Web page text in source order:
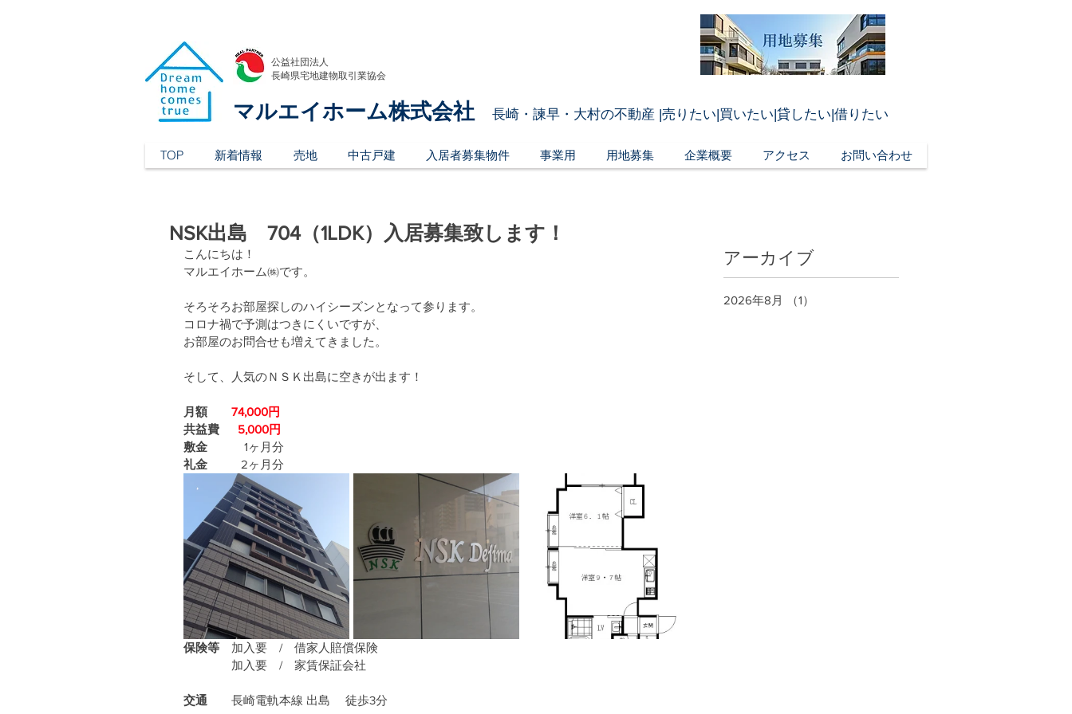
公益社団法人
​長崎県宅地建物取引業協会
マルエイホーム株式会社 長崎・諫早・大村の不動産 |売りたい|買いたい|貸したい|借りたい
TOP 新着情報 売地 中古戸建 入居者募集物件 事業用 用地募集 企業概要 アクセス お問い合わせ
NSK出島 704（1LDK）入居募集致します！
こんにちは！
マルエイホーム㈱です。
そろそろお部屋探しのハイシーズンとなって参ります。
コロナ禍で予測はつきにくいですが、
お部屋のお問合せも増えてきました。
そして、人気のＮＳＫ出島に空きが出ます！
月額
74,000円
共益費
5,000円
敷金 1ヶ月分
礼金 2ヶ月分
保険等 加入要　/　借家人賠償保険
加入要　/　家賃保証会社
交通 長崎電軌本線 出島　 徒歩3分
アーカイブ
2026年8月 （1）